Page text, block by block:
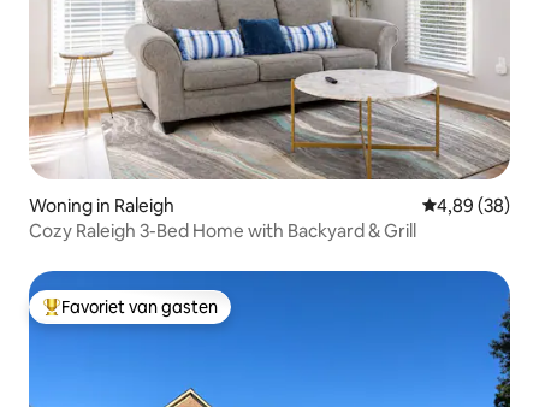
Woning in Raleigh Gemiddelde
4,89 (38)
Cozy Raleigh 3-Bed Home with Backyard & Grill
Topfavoriet van gasten
Favoriet van gasten